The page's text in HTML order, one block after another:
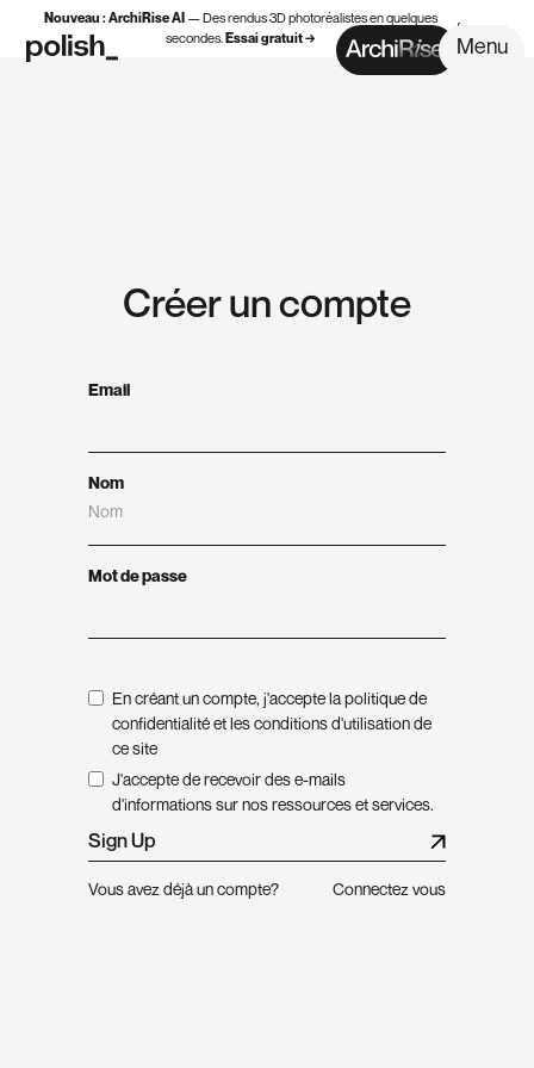
Menu
Nouveau :ArchiRise AI — Des rendus 3D photoréalistes en quelques
secondes. Essai gratuit →
fermer
Créer un compte
Email
Nom
Mot de passe
En créant un compte, j'accepte la politique de
confidentialité et lesconditions d'utilisationde
ce site
J'accepte de recevoir des e-mails
d'informations sur nos ressources et services.
Vous avez déjà un compte? Connectez vous